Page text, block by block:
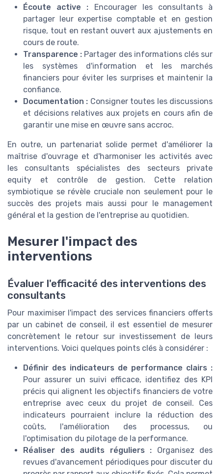
Écoute active : Encourager les consultants à
partager leur expertise comptable et en gestion
risque, tout en restant ouvert aux ajustements en
cours de route.
Transparence : Partager des informations clés sur
les systèmes d'information et les marchés
financiers pour éviter les surprises et maintenir la
confiance.
Documentation : Consigner toutes les discussions
et décisions relatives aux projets en cours afin de
garantir une mise en œuvre sans accroc.
En outre, un partenariat solide permet d'améliorer la
maîtrise d'ouvrage et d'harmoniser les activités avec
les consultants spécialistes des secteurs private
equity et contrôle de gestion. Cette relation
symbiotique se révèle cruciale non seulement pour le
succès des projets mais aussi pour le management
général et la gestion de l'entreprise au quotidien.
Mesurer l'impact des
interventions
Évaluer l'efficacité des interventions des
consultants
Pour maximiser l'impact des services financiers offerts
par un cabinet de conseil, il est essentiel de mesurer
concrètement le retour sur investissement de leurs
interventions. Voici quelques points clés à considérer :
Définir des indicateurs de performance clairs :
Pour assurer un suivi efficace, identifiez des KPI
précis qui alignent les objectifs financiers de votre
entreprise avec ceux du projet de conseil. Ces
indicateurs pourraient inclure la réduction des
coûts, l'amélioration des processus, ou
l'optimisation du pilotage de la performance.
Réaliser des audits réguliers : Organisez des
revues d'avancement périodiques pour discuter du